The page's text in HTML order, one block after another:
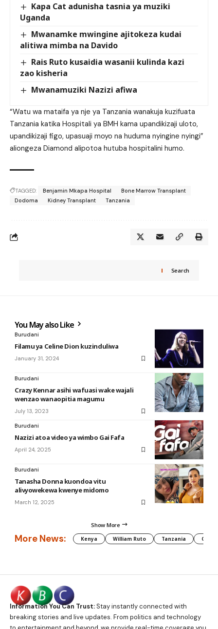
Kapa Cat adunisha tasnia ya muziki
Uganda
Mwanamke mwingine ajitokeza kudai
alitiwa mimba na Davido
Rais Ruto kusaidia wasanii kulinda kazi
zao kisheria
Mwanamuziki Nazizi afiwa
“Watu wa mataifa ya nje ya Tanzania wanakuja kuzifuata
Tanzania katika Hospitali ya BMH kama upandikizaji uloto,
upandikizaji figo, upasuaji moyo na huduma nyingine nyingi”
aliongeza Diamond alipotoa hutuba hospitalini humo.
TAGGED: Benjamin Mkapa Hospital
Bone Marrow Transplant
Dodoma
Kidney Transplant Tanzania
Search
You May also Like
Burudani
Filamu ya Celine Dion kuzinduliwa
January 31, 2024
Burudani
Crazy Kennar asihi wafuasi wake wajali
wenzao wanaopitia magumu
July 13, 2023
Burudani
Nazizi atoa video ya wimbo Gai Fafa
April 24, 2025
Burudani
Tanasha Donna kuondoa vitu
alivyowekewa kwenye midomo
March 12, 2025
Show More
More News: Kenya William Ruto Tanzania CAF
Information You Can Trust:Stay instantly connected with
breaking stories and live updates. From politics and technology